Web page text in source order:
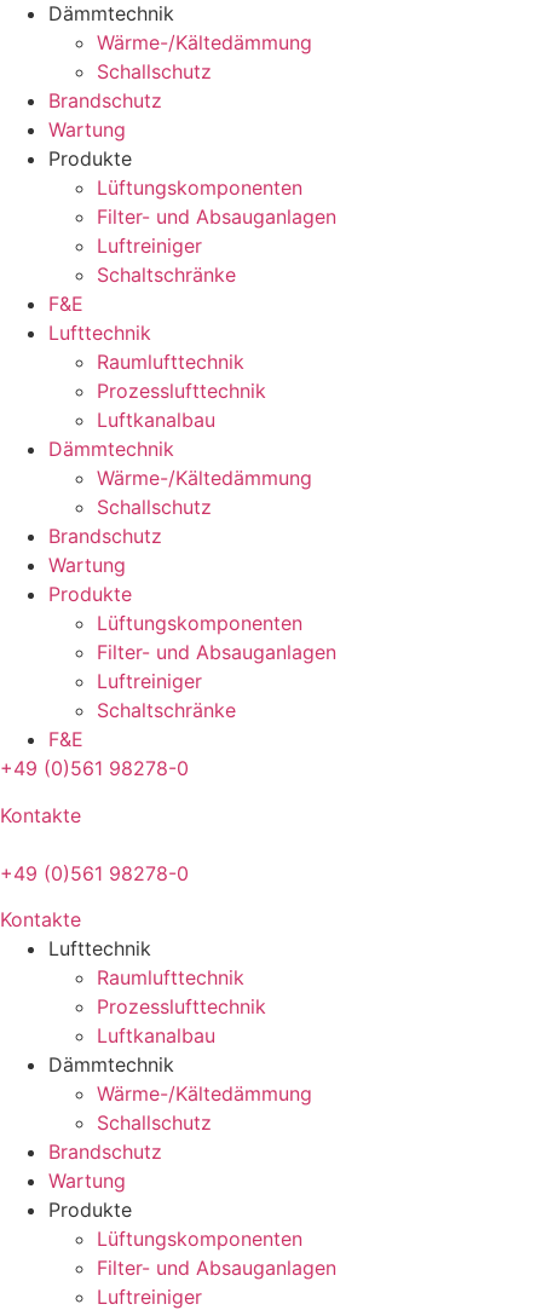
Dämmtechnik
Wärme-/Kältedämmung
Schallschutz
Brandschutz
Wartung
Produkte
Lüftungskomponenten
Filter- und Absauganlagen
Luftreiniger
Schaltschränke
F&E
Lufttechnik
Raumlufttechnik
Prozesslufttechnik
Luftkanalbau
Dämmtechnik
Wärme-/Kältedämmung
Schallschutz
Brandschutz
Wartung
Produkte
Lüftungskomponenten
Filter- und Absauganlagen
Luftreiniger
Schaltschränke
F&E
+49 (0)561 98278-0
Kontakte
+49 (0)561 98278-0
Kontakte
Lufttechnik
Raumlufttechnik
Prozesslufttechnik
Luftkanalbau
Dämmtechnik
Wärme-/Kältedämmung
Schallschutz
Brandschutz
Wartung
Produkte
Lüftungskomponenten
Filter- und Absauganlagen
Luftreiniger